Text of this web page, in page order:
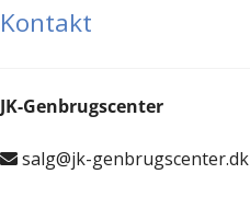
Kontakt
JK-Genbrugscenter
salg@jk-genbrugscenter.dk